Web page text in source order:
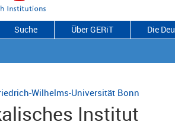
Suche Über GERiT Die
Wilhelms-Universität Bonn
Institut